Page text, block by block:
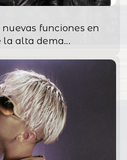
funciones en
la alta dema...